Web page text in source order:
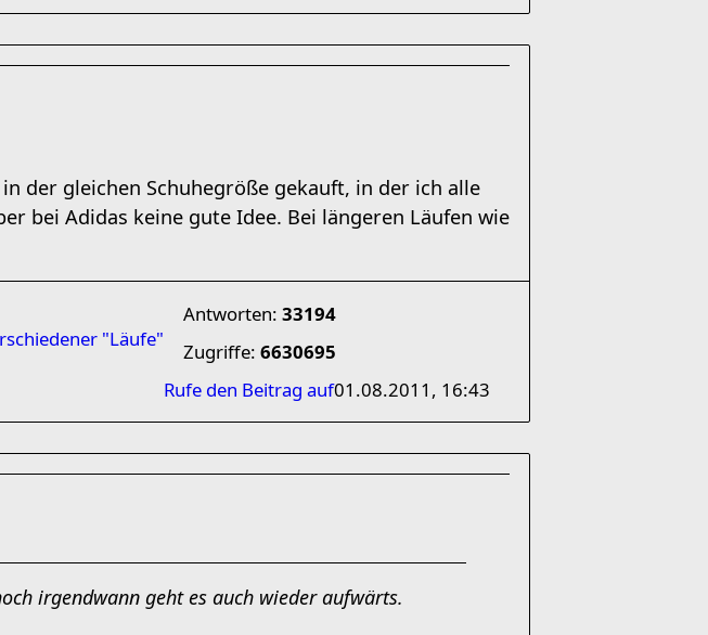
der gleichen Schuhegröße gekauft, in der ich alle
bei Adidas keine gute Idee. Bei längeren Läufen wie
"Läufe"
Antworten: 33194
Zugriffe: 6630695
01.08.2011, 16:43
Rufe den Beitrag auf
irgendwann geht es auch wieder aufwärts.